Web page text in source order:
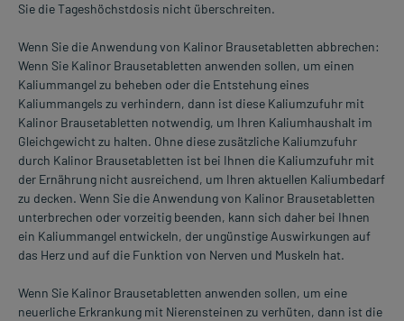
Sie die Tageshöchstdosis nicht überschreiten.
Wenn Sie die Anwendung von Kalinor Brausetabletten abbrechen:
Wenn Sie Kalinor Brausetabletten anwenden sollen, um einen
Kaliummangel zu beheben oder die Entstehung eines
Kaliummangels zu verhindern, dann ist diese Kaliumzufuhr mit
Kalinor Brausetabletten notwendig, um Ihren Kaliumhaushalt im
Gleichgewicht zu halten. Ohne diese zusätzliche Kaliumzufuhr
durch Kalinor Brausetabletten ist bei Ihnen die Kaliumzufuhr mit
der Ernährung nicht ausreichend, um Ihren aktuellen Kaliumbedarf
zu decken. Wenn Sie die Anwendung von Kalinor Brausetabletten
unterbrechen oder vorzeitig beenden, kann sich daher bei Ihnen
ein Kaliummangel entwickeln, der ungünstige Auswirkungen auf
das Herz und auf die Funktion von Nerven und Muskeln hat.
Wenn Sie Kalinor Brausetabletten anwenden sollen, um eine
neuerliche Erkrankung mit Nierensteinen zu verhüten, dann ist die